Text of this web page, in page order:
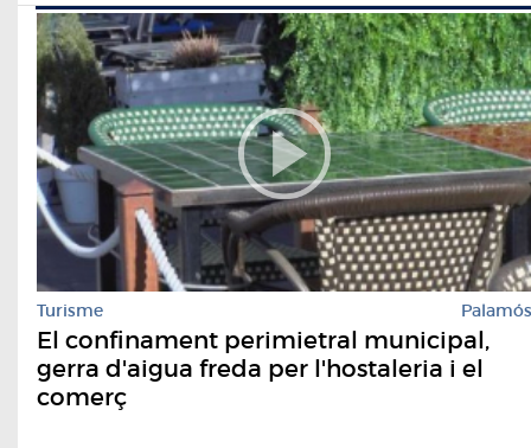
Turisme Palamós
El confinament perimietral municipal,
gerra d'aigua freda per l'hostaleria i el
comerç